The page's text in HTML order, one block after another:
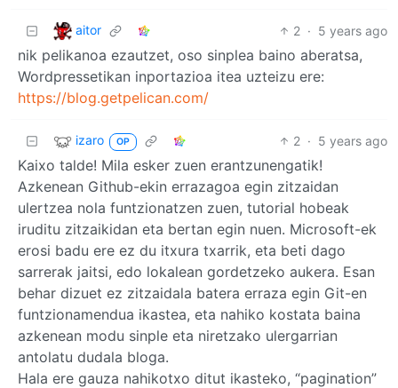
aitor 2 · 5 years ago
nik pelikanoa ezautzet, oso sinplea baino aberatsa,
Wordpressetikan inportazioa itea uzteizu ere:
https://blog.getpelican.com/
izaro OP 2 · 5 years ago
Kaixo talde! Mila esker zuen erantzunengatik!
Azkenean Github-ekin errazagoa egin zitzaidan
ulertzea nola funtzionatzen zuen, tutorial hobeak
iruditu zitzaikidan eta bertan egin nuen. Microsoft-ek
erosi badu ere ez du itxura txarrik, eta beti dago
sarrerak jaitsi, edo lokalean gordetzeko aukera. Esan
behar dizuet ez zitzaidala batera erraza egin Git-en
funtzionamendua ikastea, eta nahiko kostata baina
azkenean modu sinple eta niretzako ulergarrian
antolatu dudala bloga.
Hala ere gauza nahikotxo ditut ikasteko, “pagination”